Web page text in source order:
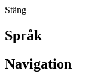
Stäng
Språk
Navigation